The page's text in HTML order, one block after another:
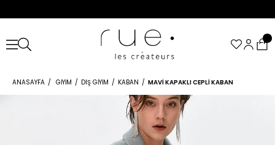
ANASAYFA GIYIM DIŞ GIYIM KABAN MAVI KAPAKLI CEPLI KABAN